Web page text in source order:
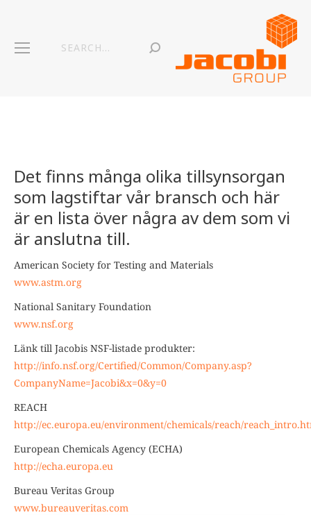
Det finns många olika tillsynsorgan
som lagstiftar vår bransch och här
är en lista över några av dem som vi
är anslutna till.
American Society for Testing and Materials
www.astm.org
National Sanitary Foundation
www.nsf.org
Länk till Jacobis NSF-listade produkter:
http://info.nsf.org/Certified/Common/Company.asp?
CompanyName=Jacobi&x=0&y=0
REACH
http://ec.europa.eu/environment/chemicals/reach/
European Chemicals Agency (ECHA)
http://echa.europa.eu
Bureau Veritas Group
www.bureauveritas.com